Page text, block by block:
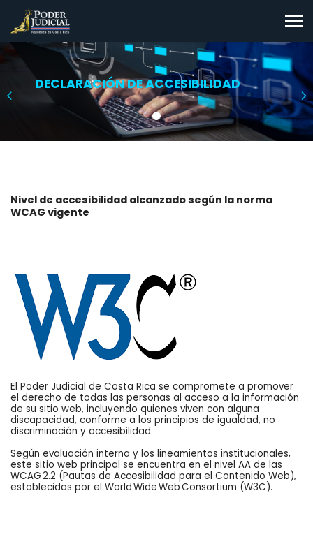
este
sitio
web
un
accesibilidad.
DECLARACIÓN DE ACCESIBILIDAD
Nivel de accesibilidad alcanzado según la norma
WCAG vigente
El Poder Judicial de Costa Rica se compromete a promover
el derecho de todas las personas al acceso a la información
de su sitio web, incluyendo quienes viven con alguna
discapacidad, conforme a los principios de igualdad, no
discriminación y accesibilidad.
Según evaluación interna y los lineamientos institucionales,
este sitio web principal se encuentra en el nivel AA de las
WCAG 2.2 (Pautas de Accesibilidad para el Contenido Web),
establecidas por el World Wide Web Consortium (W3C).